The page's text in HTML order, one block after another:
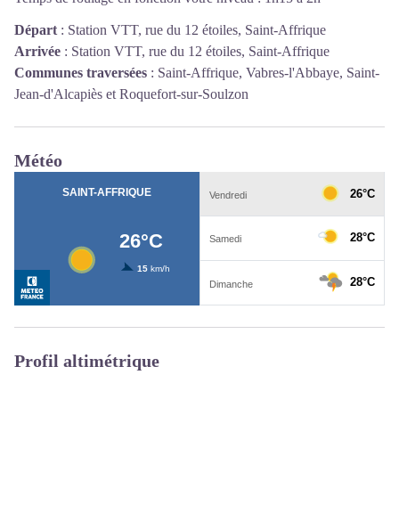
Départ : Station VTT, rue du 12 étoiles, Saint-Affrique
Arrivée : Station VTT, rue du 12 étoiles, Saint-Affrique
Communes traversées : Saint-Affrique, Vabres-l'Abbaye, Saint-
Jean-d'Alcapiès et Roquefort-sur-Soulzon
Météo
Profil altimétrique